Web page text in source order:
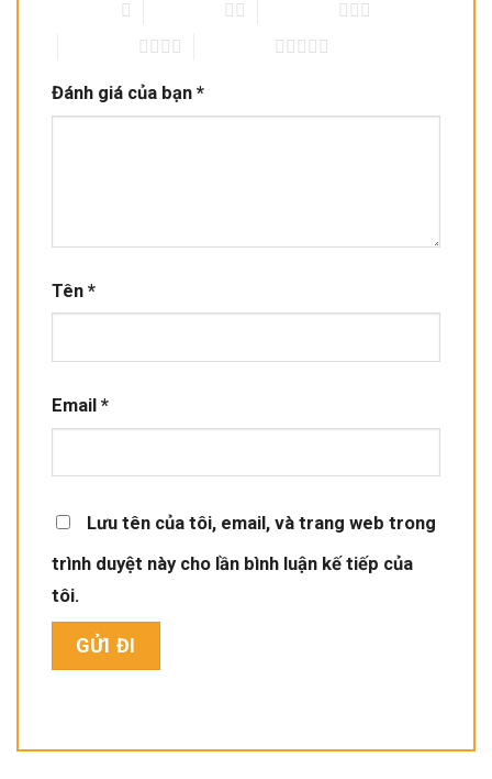
Đánh giá của bạn *
Tên *
Email *
Lưu tên của tôi, email, và trang web trong
trình duyệt này cho lần bình luận kế tiếp của
tôi.